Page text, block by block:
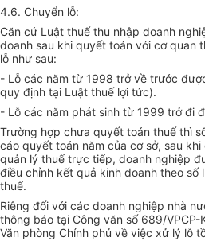
4.6. Chuyển lỗ:
Căn cứ Luật thuế thu nhập doanh
doanh sau khi quyết toán với cơ quan
lỗ như sau:
- Lỗ các năm từ 1998 trở về trước
quy định tại Luật thuế lợi tức).
- Lỗ các năm phát sinh từ 1999 trở đi
Trường hợp chưa quyết toán thuế thì
cáo quyết toán năm của cơ sở, sau
quản lý thuế trực tiếp, doanh nghiệp
điều chỉnh kết quả kinh doanh theo số
thuế.
Riêng đối với các doanh nghiệp nhà
thông báo tại Công văn số 689/
Văn phòng Chính phủ về việc xử lý lỗ